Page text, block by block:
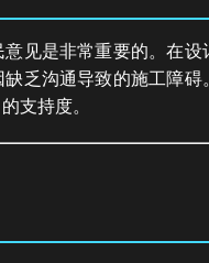
见是非常重要的。在
乏沟通导致的施工障
支持度。